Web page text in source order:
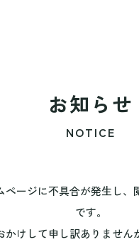
お知らせ
NOTICE
ページに不具合が発生し、
です。
かけして申し訳ありません